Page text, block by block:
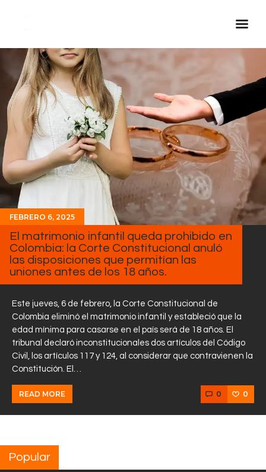
Inicio Real FM
Streaming
En Vivo
Descarga La APP
Programas
Noticias
Sobre Nosotros
Contactos
FEBRERO 6, 2025
El matrimonio infantil queda prohibido en
Colombia: la Corte Constitucional anuló
las disposiciones que permitían las
uniones antes de los 18 años.
Este jueves, 6 de febrero, la Corte Constitucional de
Colombia eliminó el matrimonio infantil y estableció que la
edad mínima para casarse en el país será de 18 años. El
tribunal declaró inconstitucionales dos artículos del Código
Civil, los artículos 117 y 124, al considerar que contravienen la
Constitución. El…
READ MORE 0 0
Popular